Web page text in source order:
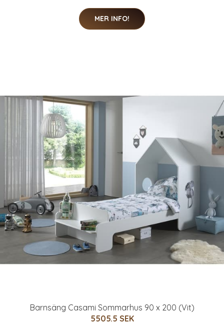
MER INFO!
Barnsäng Casami Sommarhus 90 x 200 (Vit)
5505.5 SEK